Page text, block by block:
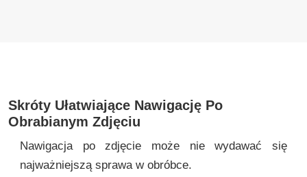
Skróty Ułatwiające Nawigację Po
Obrabianym Zdjęciu
Nawigacja po zdjęcie może nie wydawać się
najważniejszą sprawa w obróbce.